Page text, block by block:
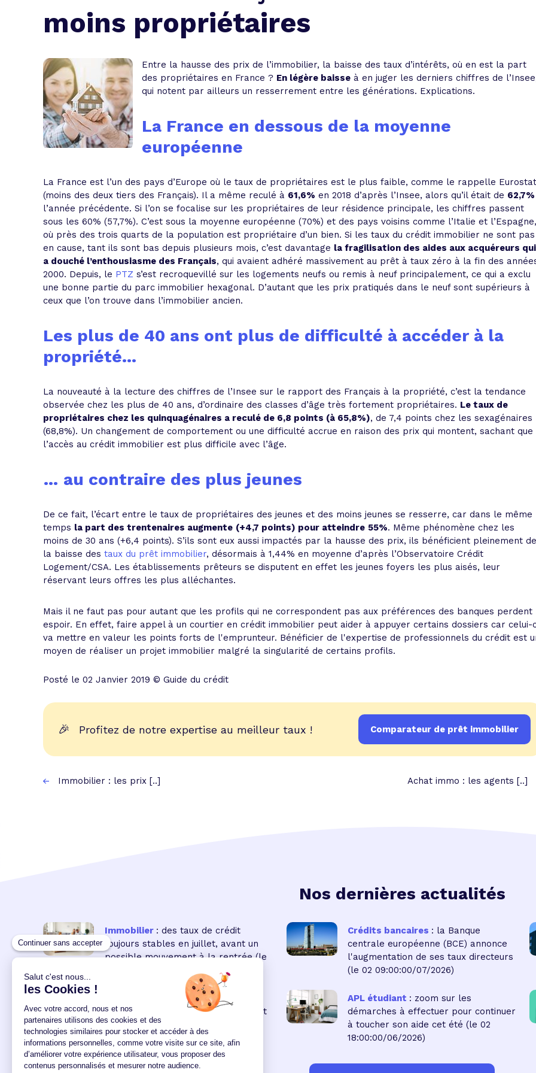
L'acte de vente et le remboursement
Tous les outils prêt immobilier
Profitez de notre expertise au meilleur taux !
Trouvez votre prêt conso au meilleur taux !
Bénéficiez de notre expertise en regroupement de crédits
moins propriétaires
Entre la hausse des prix de l’immobilier, la baisse des taux d’intérêts, où en est la part
des propriétaires en France ? En légère baisse à en juger les derniers chiffres de
qui notent par ailleurs un resserrement entre les générations. Explications.
La France en dessous de la moyenne
européenne
La France est l’un des pays d’Europe où le taux de propriétaires est le plus faible, comme le rappelle Eurostat
(moins des deux tiers des Français). Il a même reculé à 61,6% en 2018 d’après l’Insee, alors qu’il était de 62,7%
l’année précédente. Si l’on se focalise sur les propriétaires de leur résidence principale, les chiffres passent
sous les 60% (57,7%). C’est sous la moyenne européenne (70%) et des pays voisins comme l’Italie et l’Espagne,
où près des trois quarts de la population est propriétaire d’un bien. Si les taux du crédit immobilier ne sont pas
en cause, tant ils sont bas depuis plusieurs mois, c’est davantage la fragilisation des aides aux acquéreurs qui
a douché l’enthousiasme des Français, qui avaient adhéré massivement au prêt à taux zéro à la fin des
2000. Depuis, le PTZ s’est recroquevillé sur les logements neufs ou remis à neuf principalement, ce qui a exclu
une bonne partie du parc immobilier hexagonal. D’autant que les prix pratiqués dans le neuf sont supérieurs à
ceux que l’on trouve dans l’immobilier ancien.
Les plus de 40 ans ont plus de difficulté à accéder à la
propriété...
La nouveauté à la lecture des chiffres de l’Insee sur le rapport des Français à la propriété, c’est la tendance
observée chez les plus de 40 ans, d’ordinaire des classes d’âge très fortement propriétaires. Le taux de
propriétaires chez les quinquagénaires a reculé de 6,8 points (à 65,8%), de 7,4 points chez les sexagénaires
(68,8%). Un changement de comportement ou une difficulté accrue en raison des prix qui montent, sachant que
l’accès au crédit immobilier est plus difficile avec l’âge.
… au contraire des plus jeunes
De ce fait, l’écart entre le taux de propriétaires des jeunes et des moins jeunes se resserre, car dans le même
temps la part des trentenaires augmente (+4,7 points) pour atteindre 55%. Même phénomène chez les
moins de 30 ans (+6,4 points). S’ils sont eux aussi impactés par la hausse des prix, ils bénéficient pleinement de
la baisse des taux du prêt immobilier, désormais à 1,44% en moyenne d’après l’Observatoire Crédit
Logement/CSA. Les établissements prêteurs se disputent en effet les jeunes foyers les plus aisés, leur
réservant leurs offres les plus alléchantes.
Mais il ne faut pas pour autant que les profils qui ne correspondent pas aux préférences des banques perdent
espoir. En effet, faire appel à un courtier en crédit immobilier peut aider à appuyer certains dossiers car celui-
va mettre en valeur les points forts de l'emprunteur. Bénéficier de l'expertise de professionnels du crédit est
moyen de réaliser un projet immobilier malgré la singularité de certains profils.
Posté le 02 Janvier 2019 © Guide du crédit
🎉 Profitez de notre expertise au meilleur taux ! Comparateur de prêt immobilier
Immobilier : les prix [..] Achat immo : les agents [..]
Nos dernières actualités
Immobilier : des taux de crédit
toujours stables en juillet, avant un
possible mouvement à la rentrée (le
Crédits bancaires : la Banque
centrale européenne (BCE) annonce
l'augmentation de ses taux directeurs
(le 02 09:00:00/07/2026)
: la remontée des
taux réduit encore le pouvoir d'achat
des acquéreurs
12:00:00/06/2026)
APL étudiant : zoom sur les
démarches à effectuer pour continuer
à toucher son aide cet été (le 02
18:00:00/06/2026)